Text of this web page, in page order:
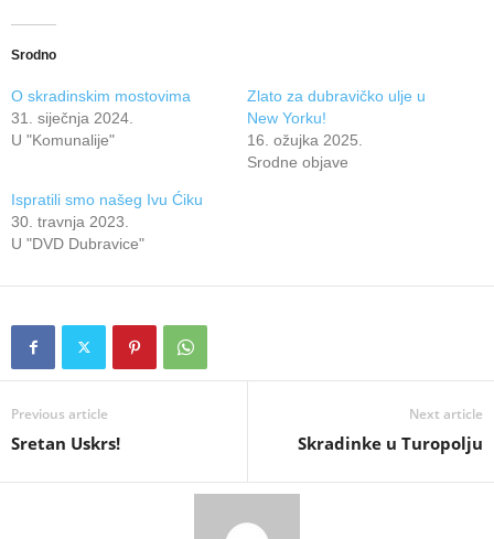
Srodno
O skradinskim mostovima
31. siječnja 2024.
U "Komunalije"
Zlato za dubravičko ulje u
New Yorku!
16. ožujka 2025.
Srodne objave
Ispratili smo našeg Ivu Ćiku
30. travnja 2023.
U "DVD Dubravice"
Previous article
Sretan Uskrs!
Next article
Skradinke u Turopolju